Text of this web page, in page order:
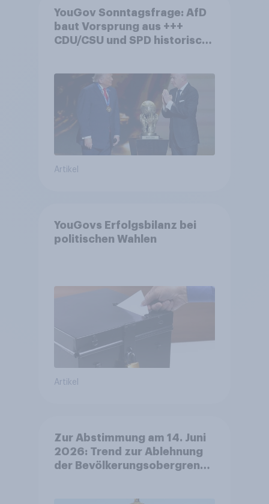
YouGov Sonntagsfrage: AfD
baut Vorsprung aus +++
CDU/CSU und SPD historisch
Fußball-WM ohne Politik
Artikel
YouGovs Erfolgsbilanz bei
politischen Wahlen
Artikel
Zur Abstimmung am 14. Juni
2026: Trend zur Ablehnung
der Bevölkerungsobergrenze